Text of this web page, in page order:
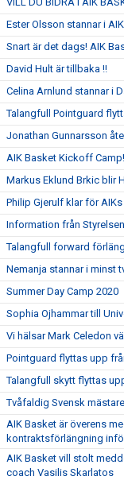
Ester Olsson stannar i AIK
Snart är det dags! AIK
David Hult är tillbaka !!
Celina Arnlund stannar i
Talangfull Pointguard
Jonathan Gunnarsson
AIK Basket Kickoff Camp!
Markus Eklund Brkic blir
Philip Gjerulf klar för AIKs
Information från Styrelsen
Talangfull forward
Nemanja stannar i minst
Summer Day Camp 2020
Sophia Ojhammar till
Vi hälsar Mark Celedon
Pointguard flyttas upp
Talangfull skytt flyttas
Tvåfaldig Svensk
AIK Basket är överens
kontraktsförlängning
AIK Basket vill stolt
coach Vasilis Skarlatos